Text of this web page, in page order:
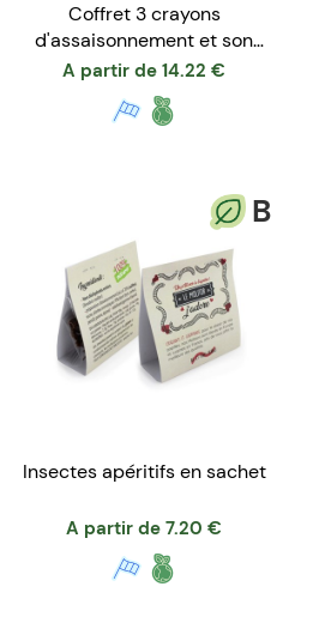
Coffret 3 crayons
d'assaisonnement et son
taille crayon
A partir de 14.22 €
B
Insectes apéritifs en sachet
A partir de 7.20 €